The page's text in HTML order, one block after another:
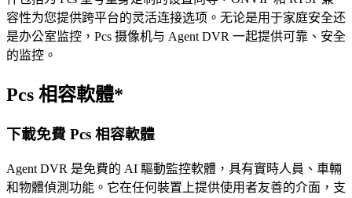
容性为您提供跨平台的灵活连接选项。无论是用于家庭安全还
是办公室监控，Pcs 摄像机与 Agent DVR 一起提供可靠、安全
的监控。
Pcs 相容軟體*
下載免費 Pcs 相容軟體
Agent DVR 是免費的 AI 驅動監控軟體，具有實時人員、車輛
和物體偵測功能。它在任何裝置上提供使用者友善的介面，支